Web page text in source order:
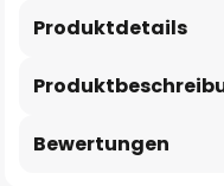
Produktdetails
Bewertungen